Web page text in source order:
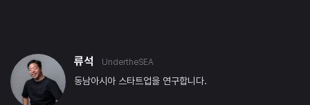
류석 UndertheSEA
동남아시아 스타트업을 연구합니다.